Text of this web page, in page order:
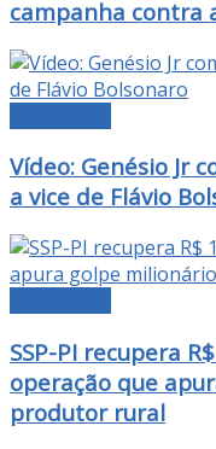
campanha contra
Vídeo: Genésio Jr
a vice de Flávio
SSP-PI recupera
operação que
produtor rural